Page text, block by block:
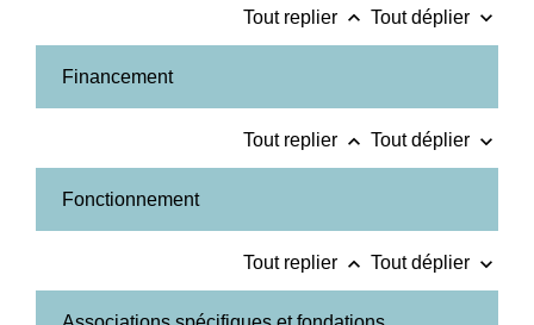
Tout replier keyboard_arrow_up Tout déplier keyboard_arrow_down
Financement
Tout replier keyboard_arrow_up Tout déplier keyboard_arrow_down
Fonctionnement
Tout replier keyboard_arrow_up Tout déplier keyboard_arrow_down